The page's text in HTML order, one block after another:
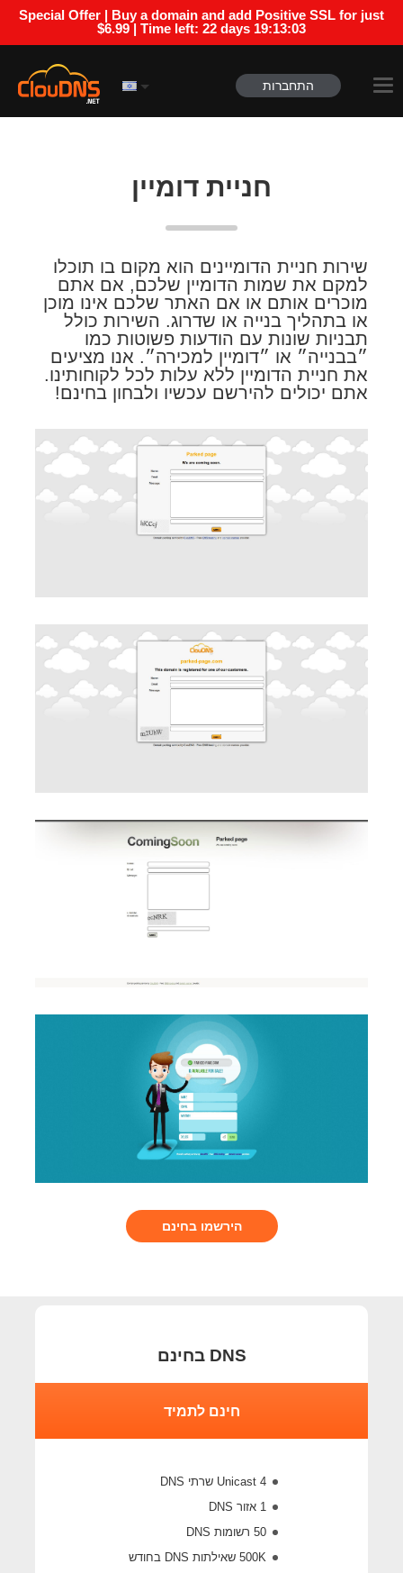
Special Offer | Buy a domain and add Positive SSL for just
$6.99 | Time left: 22 days 19:13:02
התחברות
חניית דומיין
שירות חניית הדומיינים הוא מקום בו תוכלו
למקם את שמות הדומיין שלכם, אם אתם
מוכרים אותם או אם האתר שלכם אינו מוכן
או בתהליך בנייה או שדרוג. השירות כולל
תבניות שונות עם הודעות פשוטות כמו
״בבנייה״ או ״דומיין למכירה״. אנו מציעים
את חניית הדומיין ללא עלות לכל לקוחותינו.
אתם יכולים להירשם עכשיו ולבחון בחינם!
הירשמו בחינם
DNS בחינם
חינם לתמיד
4 Unicast שרתי DNS
1 אזור DNS
50 רשומות DNS
500K שאילתות DNS בחודש